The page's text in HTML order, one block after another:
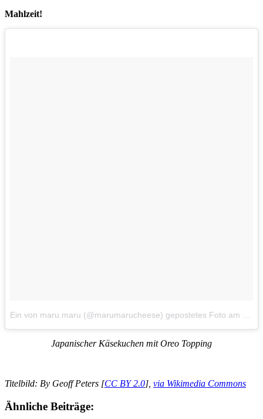
Mahlzeit!
Ein von maru.maru (@marumarucheese) gepostetes Foto am 9.
Japanischer Käsekuchen mit Oreo Topping
Titelbild: By Geoff Peters [CC BY 2.0], via Wikimedia Commons
Ähnliche Beiträge: